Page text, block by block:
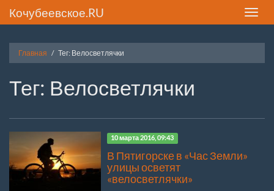
Toggle
Кочубеевское.RU
Главная Тег: Велосветлячки
Тег: Велосветлячки
10 марта 2016, 09:43
В Пятигорске в «Час Земли»
улицы осветят
«велосветлячки»